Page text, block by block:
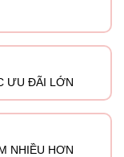
ƯU ĐÃI LỚN
NHIỀU HƠN